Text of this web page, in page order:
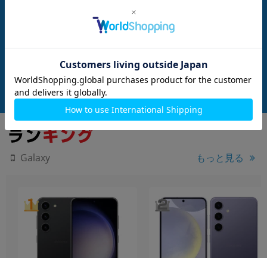
124,800 円 (税込)
Galaxy S26 SM-S942Q 256GB ブラ
ック【国内版 SIMフリー】
メーカー：SAMSUNG
付属品: 箱/USBケーブル(CtoC)/SIM取り出し用ピン/クイックスタートガイド
未使用品 124,800 円
メーカー：SAMSUNG
Galaxy もっと見る